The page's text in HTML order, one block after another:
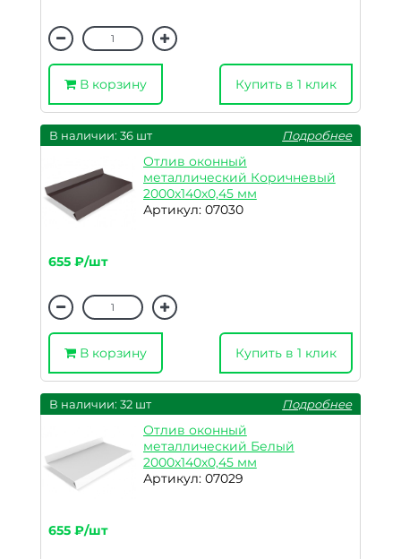
В корзину Купить в 1 клик
В наличии: 36 шт Подробнее
Отлив оконный
металлический Коричневый
2000х140х0,45 мм
Артикул: 07030
655 ₽/шт
В корзину Купить в 1 клик
В наличии: 32 шт Подробнее
Отлив оконный
металлический Белый
2000х140х0,45 мм
Артикул: 07029
655 ₽/шт